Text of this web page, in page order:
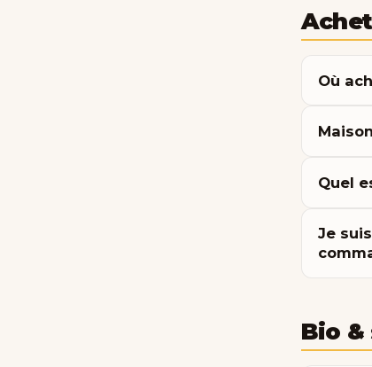
Où
Quel
Je
Bio &